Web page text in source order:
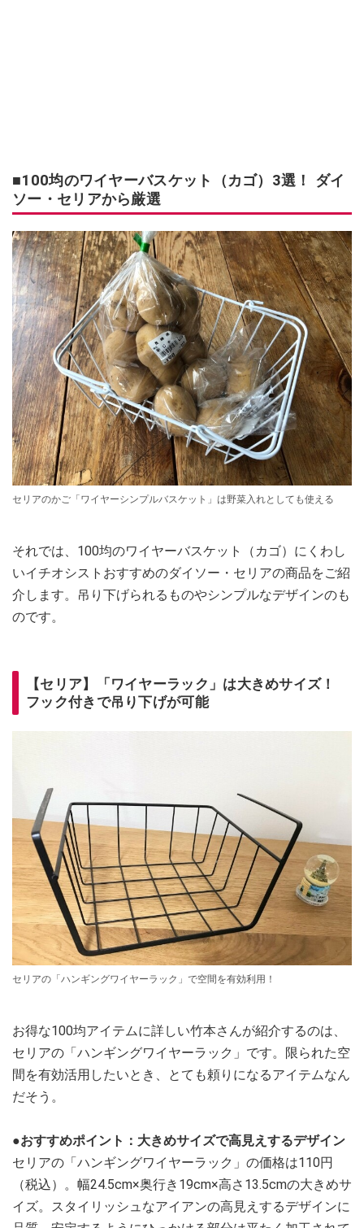
■100均のワイヤーバスケット（カゴ）3選！ ダイ
ソー・セリアから厳選
セリアのかご「ワイヤーシンプルバスケット」は野菜入れとしても使える
それでは、100均のワイヤーバスケット（カゴ）にくわし
いイチオシストおすすめのダイソー・セリアの商品をご紹
介します。吊り下げられるものやシンプルなデザインのも
のです。
【セリア】「ワイヤーラック」は大きめサイズ！
フック付きで吊り下げが可能
セリアの「ハンギングワイヤーラック」で空間を有効利用！
お得な100均アイテムに詳しい竹本さんが紹介するのは、
セリアの「ハンギングワイヤーラック」です。限られた空
間を有効活用したいとき、とても頼りになるアイテムなん
だそう。
●おすすめポイント：大きめサイズで高見えするデザイン
セリアの「ハンギングワイヤーラック」の価格は110円
（税込）。幅24.5cm×奥行き19cm×高さ13.5cmの大きめサ
イズ。スタイリッシュなアイアンの高見えするデザインに